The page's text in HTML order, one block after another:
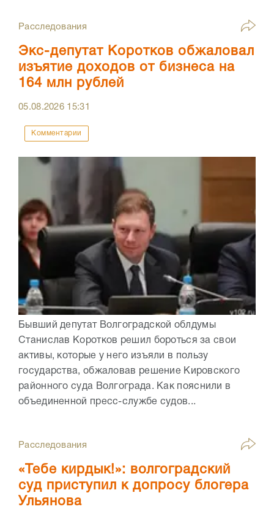
Расследования
Экс-депутат Коротков обжаловал
изъятие доходов от бизнеса на
164 млн рублей
05.08.2026 15:31
Комментарии
Бывший депутат Волгоградской облдумы
Станислав Коротков решил бороться за свои
активы, которые у него изъяли в пользу
государства, обжаловав решение Кировского
районного суда Волгограда. Как пояснили в
объединенной пресс-службе судов...
Расследования
«Тебе кирдык!»: волгоградский
суд приступил к допросу блогера
Ульянова